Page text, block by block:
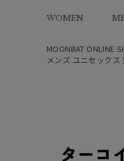
ン
ュ
ー
タ
ン
WOMEN
MOONBAT ONLINE
メンズ ユニセックス